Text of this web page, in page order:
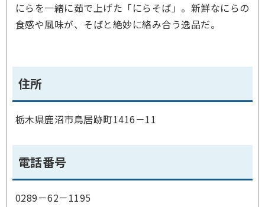
にらを一緒に茹で上げた「にらそば」。新鮮なにらの
食感や風味が、そばと絶妙に絡み合う逸品だ。
住所
栃木県鹿沼市鳥居跡町1416－11
電話番号
0289－62－1195